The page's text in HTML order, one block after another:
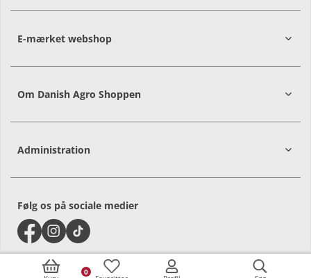
0
E-mærket webshop
Om Danish Agro Shoppen
Administration
Følg os på sociale medier